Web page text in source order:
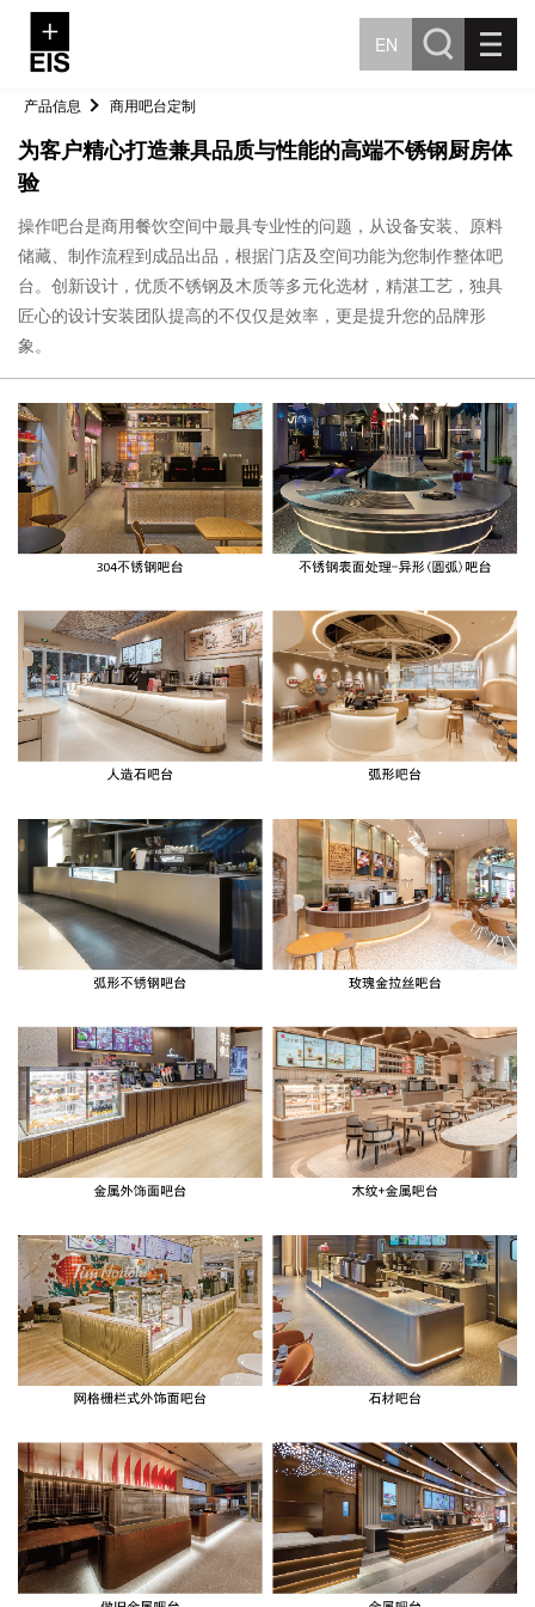
EN
产品信息 商用吧台定制
为客户精心打造兼具品质与性能的高端不锈钢厨房体
验
操作吧台是商用餐饮空间中最具专业性的问题，从设备安装、原料
储藏、制作流程到成品出品，根据门店及空间功能为您制作整体吧
台。创新设计，优质不锈钢及木质等多元化选材，精湛工艺，独具
匠心的设计安装团队提高的不仅仅是效率，更是提升您的品牌形
象。